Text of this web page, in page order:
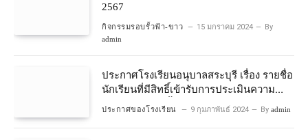
2567
กิจกรรมรอบรั้วฟ้า-ขาว 15 มกราคม 2024 By
admin
ประกาศโรงเรียนอนุบาลสระบุรี เรื่อง รายชื่อ
นักเรียนที่มีสิทธิ์เข้ารับการประเมินความ
พร้อมเข้าเรียนชั้นประถมศึกษาปีที่ 1
ประกาศของโรงเรียน 9 กุมภาพันธ์ 2024 By admin